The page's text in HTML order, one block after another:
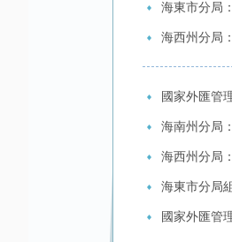
海東市分局
海西州分局
國家外匯管
海南州分局
海西州分局
海東市分局
國家外匯管